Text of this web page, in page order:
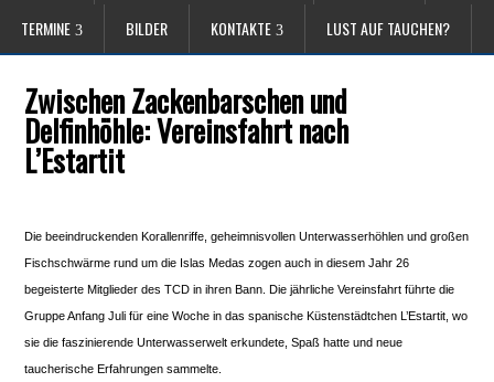
TERMINE BILDER KONTAKTE LUST AUF TAUCHEN?
Zwischen Zackenbarschen und
Delfinhöhle: Vereinsfahrt nach
L’Estartit
Die beeindruckenden Korallenriffe, geheimnisvollen Unterwasserhöhlen und großen
Fischschwärme rund um die Islas Medas zogen auch in diesem Jahr 26
begeisterte Mitglieder des TCD in ihren Bann. Die jährliche Vereinsfahrt führte die
Gruppe Anfang Juli für eine Woche in das spanische Küstenstädtchen L’Estartit, wo
sie die faszinierende Unterwasserwelt erkundete, Spaß hatte und neue
taucherische Erfahrungen sammelte.